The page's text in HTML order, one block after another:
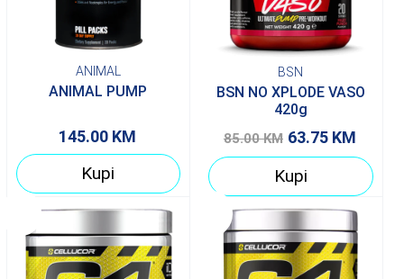
ANIMAL
ANIMAL PUMP
145.00 KM
Kupi
BSN
BSN NO XPLODE VASO
420g
85.00KM 63.75 KM
Kupi